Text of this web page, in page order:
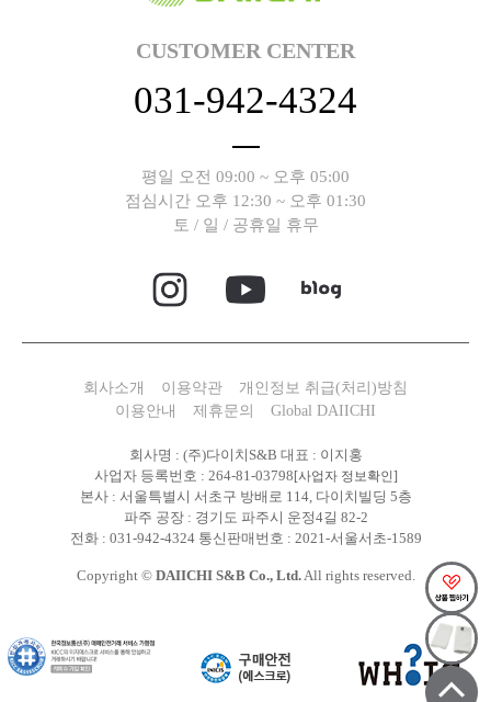
CUSTOMER CENTER
031-942-4324
평일 오전 09:00 ~ 오후 05:00
점심시간 오후 12:30 ~ 오후 01:30
토 / 일 / 공휴일 휴무
회사소개 이용약관
개인정보 취급(처리)방침
이용안내
제휴문의 Global DAIICHI
회사명 : (주)다이치S&B 대표 : 이지홍
사업자 등록번호 : 264-81-03798[사업자 정보확인]
본사 : 서울특별시 서초구 방배로 114, 다이치빌딩 5층
파주 공장 : 경기도 파주시 운정4길 82-2
전화 : 031-942-4324 통신판매번호 : 2021-서울서초-1589
Copyright © DAIICHI S&B Co., Ltd.All rights reserved.